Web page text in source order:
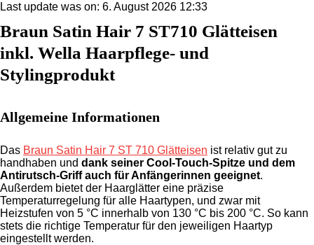
Last update was on: 6. August 2026 12:33
Braun Satin Hair 7 ST710 Glätteisen
inkl. Wella Haarpflege- und
Stylingprodukt
Allgemeine Informationen
Das Braun Satin Hair 7 ST 710 Glätteisen ist relativ gut zu
handhaben und dank seiner Cool-Touch-Spitze und dem
Antirutsch-Griff auch für Anfängerinnen geeignet.
Außerdem bietet der Haarglätter eine präzise
Temperaturregelung für alle Haartypen, und zwar mit
Heizstufen von 5 °C innerhalb von 130 °C bis 200 °C. So kann
stets die richtige Temperatur für den jeweiligen Haartyp
eingestellt werden.